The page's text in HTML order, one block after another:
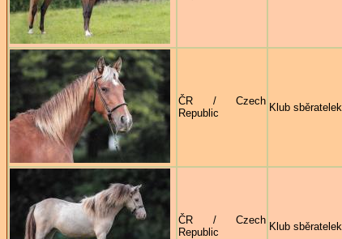
ČR / Czech
Republic
Klub sběratelek
ČR / Czech
Republic
Klub sběratelek